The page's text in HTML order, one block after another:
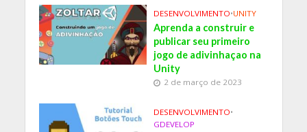
DESENVOLVIMENTO•UNITY
Aprenda a construir e
publicar seu primeiro
jogo de adivinhaçao na
Unity
2 de março de 2023
DESENVOLVIMENTO•
GDEVELOP